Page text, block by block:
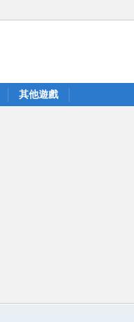
其他遊戲